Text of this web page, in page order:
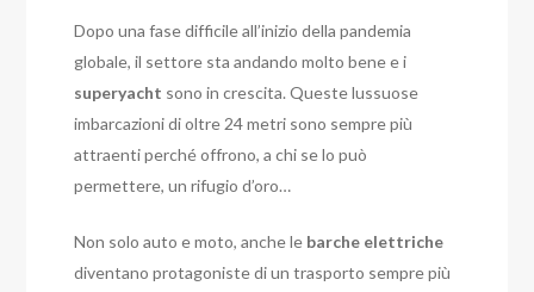
Dopo una fase difficile all’inizio della pandemia
globale, il settore sta andando molto bene e i
superyacht sono in crescita. Queste lussuose
imbarcazioni di oltre 24 metri sono sempre più
attraenti perché offrono, a chi se lo può
permettere, un rifugio d’oro…
Non solo auto e moto, anche le barche elettriche
diventano protagoniste di un trasporto sempre più